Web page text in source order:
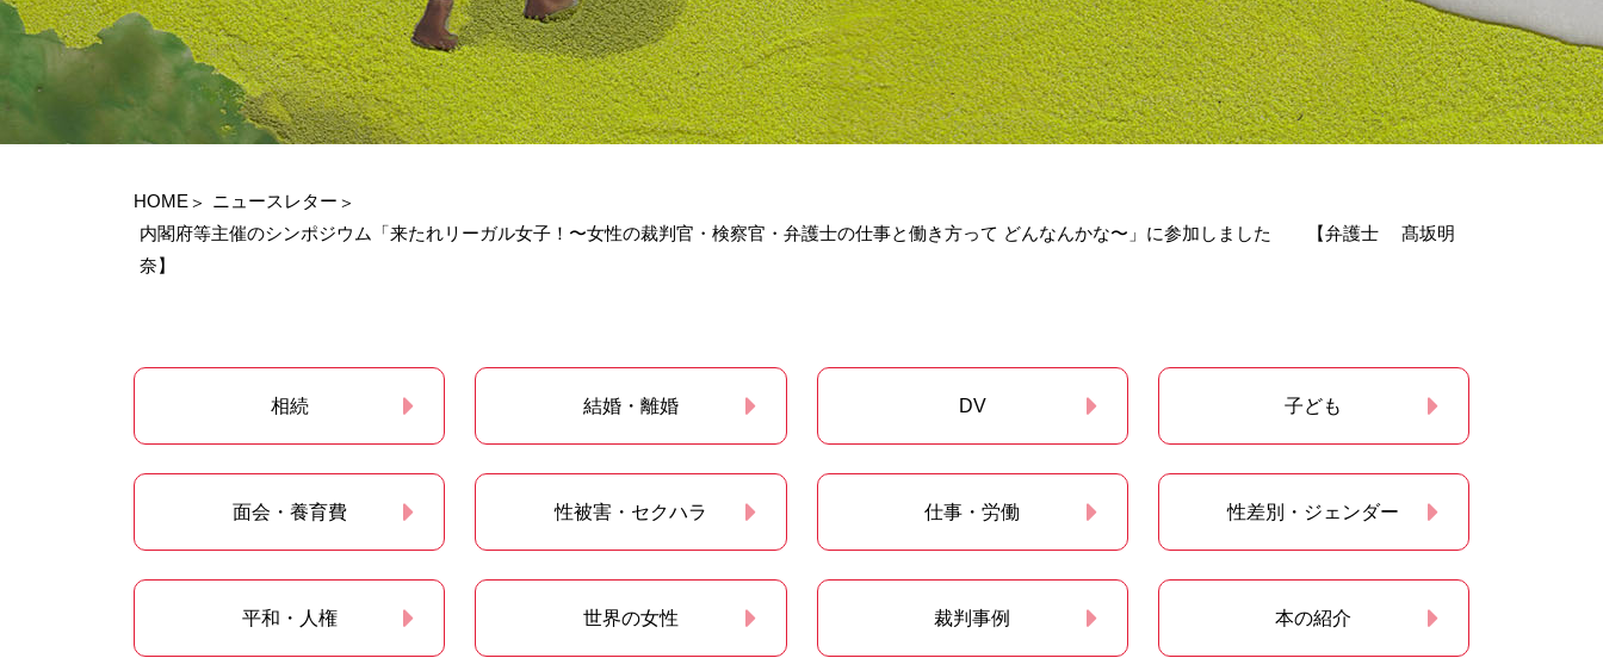
HOME
ニュースレター
内閣府等主催のシンポジウム「来たれリーガル女子！〜女性の裁判官・検察官・弁護士の仕事と働き方って どんなんかな〜」に参加しました 【弁護士 髙坂明
奈】
相続 結婚・離婚 DV 子ども
面会・養育費 性被害・セクハラ 仕事・労働 性差別・ジェンダー
平和・人権 世界の女性 裁判事例 本の紹介